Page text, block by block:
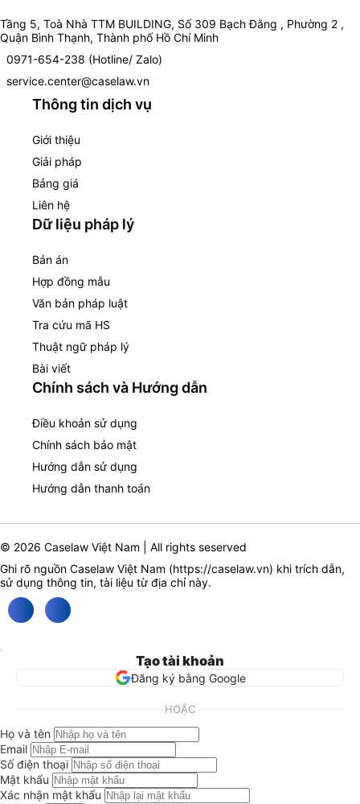
Tầng 5, Toà Nhà TTM BUILDING, Số 309 Bạch Đằng , Phường 2 ,
Quận Bình Thạnh, Thành phố Hồ Chí Minh
0971-654-238 (Hotline/ Zalo)
service.center@caselaw.vn
Thông tin dịch vụ
Giới thiệu
Giải pháp
Bảng giá
Liên hệ
Dữ liệu pháp lý
Bản án
Hợp đồng mẫu
Văn bản pháp luật
Tra cứu mã HS
Thuật ngữ pháp lý
Bài viết
Chính sách và Hướng dẫn
Điều khoản sử dụng
Chính sách bảo mật
Hướng dẫn sử dụng
Hướng dẫn thanh toán
© 2026 Caselaw Việt Nam | All rights seserved
Ghi rõ nguồn Caselaw Việt Nam (https://caselaw.vn) khi trích dẫn,
sử dụng thông tin, tài liệu từ địa chỉ này.
Tạo tài khoản
Đăng ký bằng Google
HOẶC
Họ và tên
Email
Số điện thoại
Mật khẩu
Xác nhận mật khẩu